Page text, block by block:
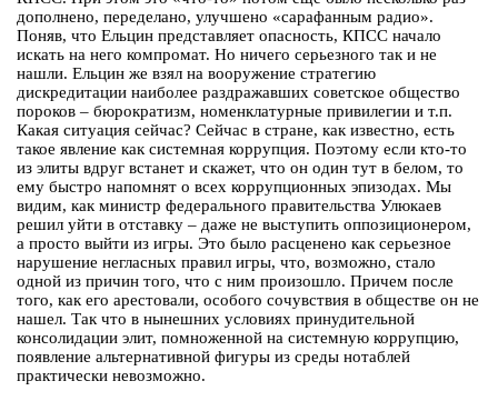
дополнено, переделано, улучшено «сарафанным радио».
Поняв, что Ельцин представляет опасность, КПСС начало
искать на него компромат. Но ничего серьезного так и не
нашли. Ельцин же взял на вооружение стратегию
дискредитации наиболее раздражавших советское общество
пороков – бюрократизм, номенклатурные привилегии и т.п.
Какая ситуация сейчас? Сейчас в стране, как известно, есть
такое явление как системная коррупция. Поэтому если кто-то
из элиты вдруг встанет и скажет, что он один тут в белом, то
ему быстро напомнят о всех коррупционных эпизодах. Мы
видим, как министр федерального правительства Улюкаев
решил уйти в отставку – даже не выступить оппозиционером,
а просто выйти из игры. Это было расценено как серьезное
нарушение негласных правил игры, что, возможно, стало
одной из причин того, что с ним произошло. Причем после
того, как его арестовали, особого сочувствия в обществе он не
нашел. Так что в нынешних условиях принудительной
консолидации элит, помноженной на системную коррупцию,
появление альтернативной фигуры из среды нотаблей
практически невозможно.